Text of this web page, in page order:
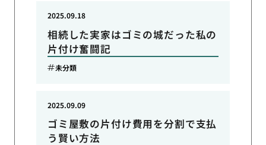
相続した実家はゴミの城だった私の
片付け奮闘記
2025.09.18
未分類
ゴミ屋敷の片付け費用を分割で支払
う賢い方法
2025.09.09